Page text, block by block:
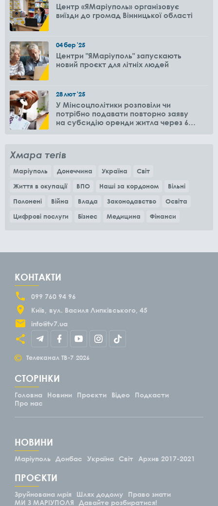
Центр «ЯМаріуполь» організовує
виїзди до громад Вінницької області
04бер'25
Центри "ЯМаріуполь" запускають
новий проєкт для літніх людей
28лют'25
У Мінсоцполітики розповіли чи
потрібно подавати повторно заяву
на субсидію оренди житла через 6
Хмара тегів
Маріуполь Донеччина Україна
Світ
Життя в окупації
ВПО Наші за кордоном
Вільні
Полонені
Війна Влада Законодавство
Освіта
Цифрові послуги
Бізнес Медицина Фінанси
КОНТАКТИ
099 760 94 96
Київ
вул. Василя Липківського, 45
info@tv7.ua
© Телеканал ТВ-7 2026
СТОРІНКИ
Головна Новини Проєкти Відео
Подкасти
Про нас
НОВИНИ
Маріуполь Донбас Україна Світ Архив 2017-2021
ПРОЄКТИ
Зруйнована мрія Шлях додому
Право знати
МИ З МАРІУПОЛЯ
Давайте розбиратися!